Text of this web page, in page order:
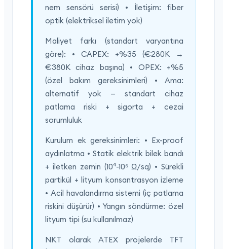
nem sensörü serisi) • İletişim: fiber
optik (elektriksel iletim yok)
Maliyet farkı (standart varyantına
göre): • CAPEX: +%35 (€280K →
€380K cihaz başına) • OPEX: +%5
(özel bakım gereksinimleri) • Ama:
alternatif yok — standart cihaz
patlama riski + sigorta + cezai
sorumluluk
Kurulum ek gereksinimleri: • Ex-proof
aydınlatma • Statik elektrik bilek bandı
+ iletken zemin (10⁴-10⁶ Ω/sq) • Sürekli
partikül + lityum konsantrasyon izleme
• Acil havalandırma sistemi (iç patlama
riskini düşürür) • Yangın söndürme: özel
lityum tipi (su kullanılmaz)
NKT olarak ATEX projelerde TFT